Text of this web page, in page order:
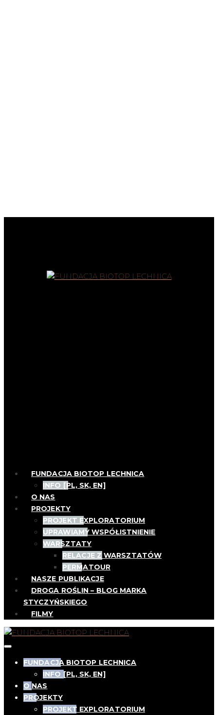
FUNDACJA BIOTOP LECHNICA
INFO [PL, SK, EN]
O NAS
PROJEKTY
PROJEKT EXPLORATORIUM
UPRAWIAMY WSPÓŁISTNIENIE
WARSZTATY
RELACJE Z WARSZTATÓW
PERMATOUR
NASZE PUBLIKACJE
DROGA ROŚLIN – BLOG MARKA
STYCZYŃSKIEGO
FILMY
FUNDACJA BIOTOP LECHNICA
INFO [PL, SK, EN]
O NAS
PROJEKTY
PROJEKT EXPLORATORIUM